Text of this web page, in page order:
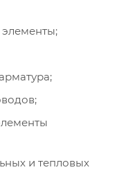
и тепловых